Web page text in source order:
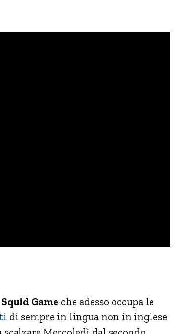
Squid Game che adesso occupa le
di sempre in lingua non in inglese